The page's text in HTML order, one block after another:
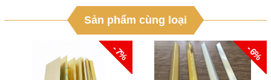
Sản phẩm cùng loại
- 7% - 6%